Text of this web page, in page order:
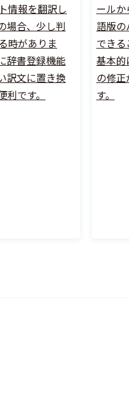
情報を翻訳し
場合、少し判
時がありま
辞書登録機能
訳文に置き換
です。
ール
語版
できる
基本的
の修
す。